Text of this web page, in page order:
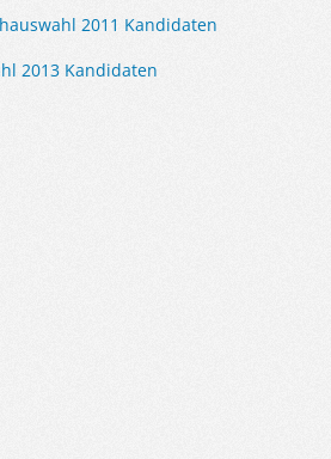
2011 Kandidaten
2013 Kandidaten